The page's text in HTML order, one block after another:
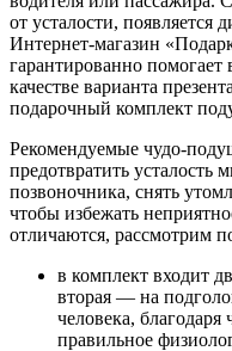
от усталости, появляется
Интернет-магазин
гарантированно помогает
качестве варианта
подарочный комплект
Рекомендуемые чудо-
предотвратить
позвоночника, снять
чтобы избежать
отличаются, рассмотрим
в комплект входит
вторая — на
человека,
правильное